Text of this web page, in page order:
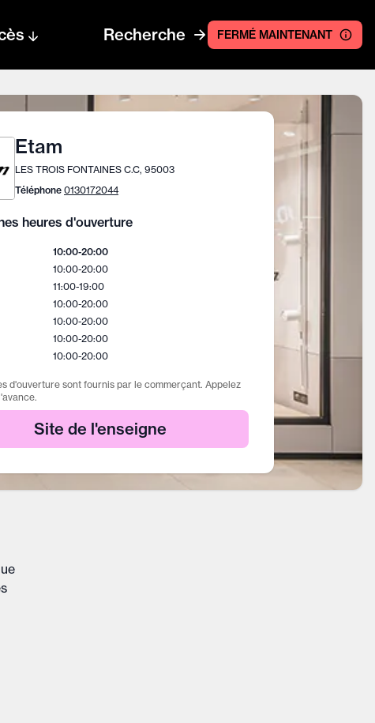
Recherche FERMÉ MAINTENANT
Etam
LES TROIS FONTAINES C.C, 95003
Téléphone 0130172044
heures d'ouverture
10:00-20:00
10:00-20:00
11:00-19:00
10:00-20:00
10:00-20:00
10:00-20:00
10:00-20:00
d'ouverture sont fournis par le commerçant. Appelez
Site de l'enseigne